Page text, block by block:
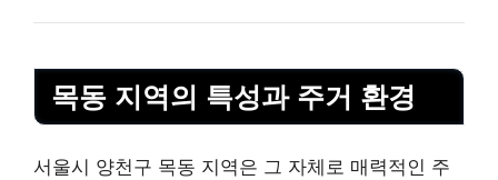
목동 지역의 특성과 주거 환경
서울시 양천구 목동 지역은 그 자체로 매력적인 주